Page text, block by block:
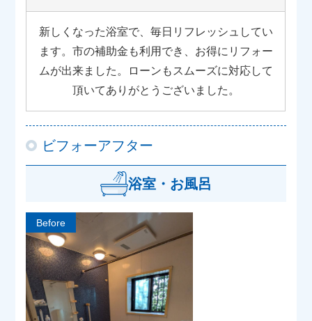
新しくなった浴室で、毎日リフレッシュしてい
ます。市の補助金も利用でき、お得にリフォー
ムが出来ました。ローンもスムーズに対応して
頂いてありがとうございました。
ビフォーアフター
浴室・お風呂
Before